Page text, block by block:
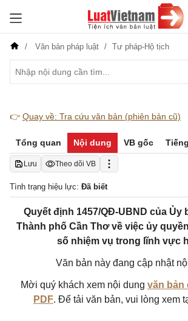
Văn bản pháp luật Tư pháp-Hộ tịch
👉 Quay về: Tra cứu văn bản (phiên bản cũ)
Tổng quan Nội dung VB gốc
Lưu Theo dõi VB
Tình trạng hiệu lực: Đã biết
Quyết định 1457/QĐ-UBND của Ủy
Thành phố Cần Thơ về việc ủy
số nhiệm vụ trong lĩnh vực
Văn bản này đang cập nhật
Mời quý khách xem nội dung văn bản
PDF. Để tải văn bản, vui lòng xem